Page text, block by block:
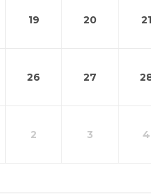
19 20 21
26 27
2 3 4